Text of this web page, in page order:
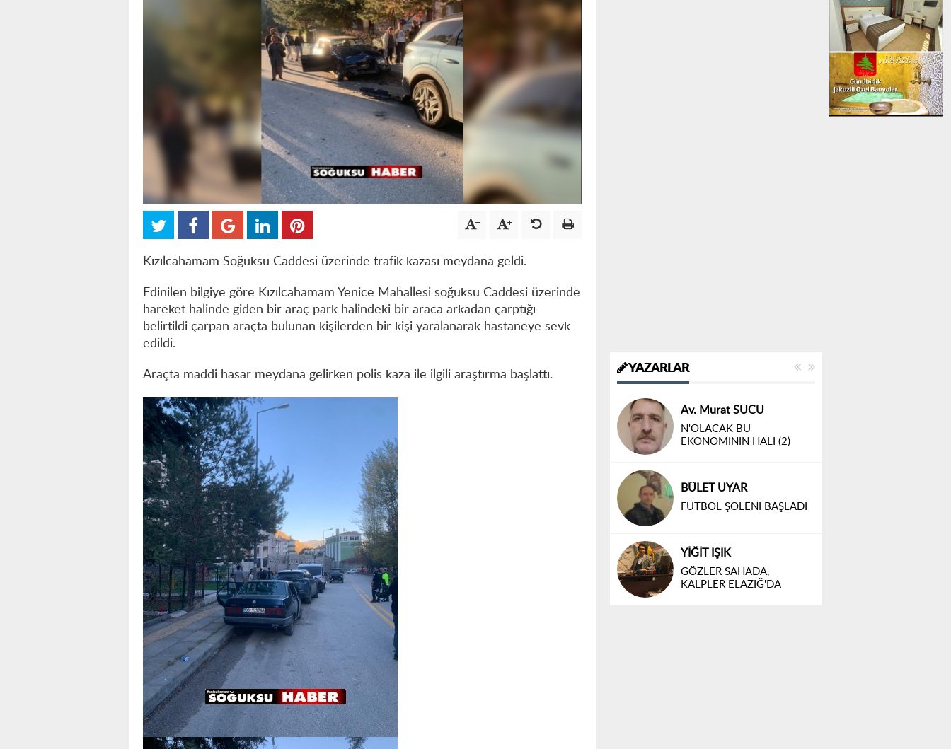
Kızılcahamam Soğuksu Caddesi üzerinde trafik kazası meydana geldi.
Edinilen bilgiye göre Kızılcahamam Yenice Mahallesi soğuksu Caddesi üzerinde
hareket halinde giden bir araç park halindeki bir araca arkadan çarptığı
belirtildi çarpan araçta bulunan kişilerden bir kişi yaralanarak hastaneye sevk
edildi.
Araçta maddi hasar meydana gelirken polis kaza ile ilgili araştırma başlattı.
YAZARLAR
Av. Murat SUCU
N'OLACAK BU
EKONOMİNİN HALİ (2)
BÜLET UYAR
FUTBOL ŞÖLENİ BAŞLADI
YİĞİT IŞIK
GÖZLER SAHADA,
KALPLER ELAZIĞ'DA